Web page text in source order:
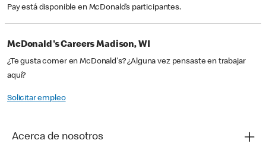
Pay está disponible en McDonald’s participantes.
McDonald's Careers Madison, WI
¿Te gusta comer en McDonald's? ¿Alguna vez pensaste en trabajar
aquí?
Solicitar empleo
Acerca de nosotros